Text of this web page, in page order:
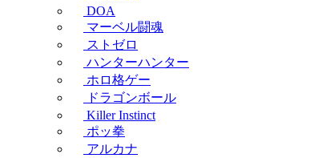
DOA
マーベル闘魂
ストゼロ
ハンターハンター
ホロ格ゲー
ドラゴンボール
Killer Instinct
ポッ拳
アルカナ